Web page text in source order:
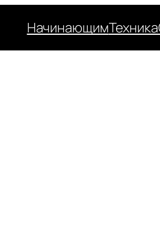
НачинающимТехника